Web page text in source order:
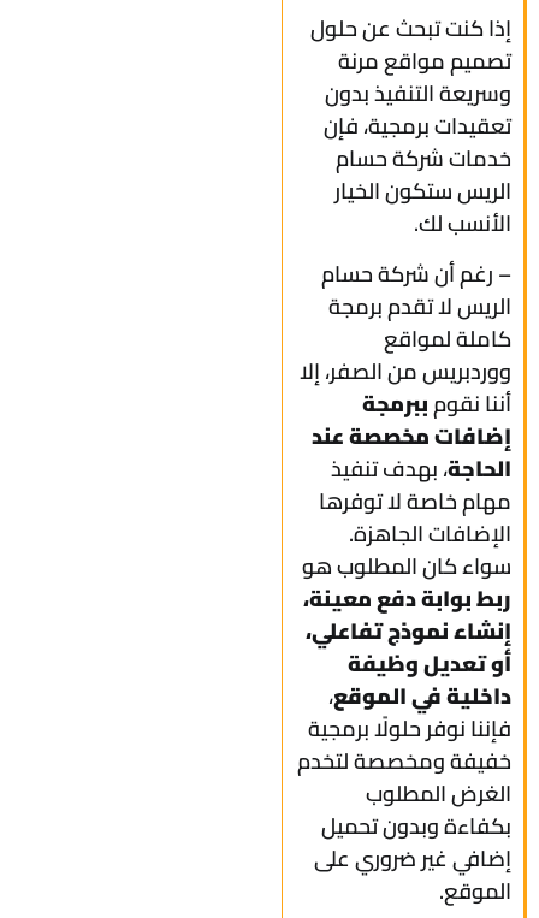
إذا كنت تبحث عن حلول
تصميم مواقع مرنة
وسريعة التنفيذ بدون
تعقيدات برمجية، فإن
خدمات شركة حسام
الريس ستكون الخيار
الأنسب لك.
– رغم أن شركة حسام
الريس لا تقدم برمجة
كاملة لمواقع
ووردبريس من الصفر، إلا
أننا نقومببرمجة
إضافات مخصصة عند
الحاجة، بهدف تنفيذ
مهام خاصة لا توفرها
الإضافات الجاهزة.
سواء كان المطلوب هو
ربط بوابة دفع معينة،
إنشاء نموذج تفاعلي،
أو تعديل وظيفة
داخلية في الموقع،
فإننا نوفر حلولًا برمجية
خفيفة ومخصصة لتخدم
الغرض المطلوب
بكفاءة وبدون تحميل
إضافي غير ضروري على
الموقع.